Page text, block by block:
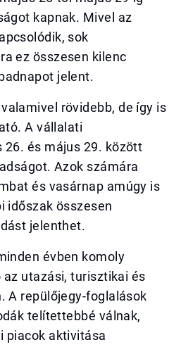
kapnak. Mivel az
sok
ez összesen kilenc
jelent.
rövidebb, de így is
A vállalati
és május 29. között
Azok számára
és vasárnap amúgy is
időszak összesen
jelenthet.
évben komoly
utazási, turisztikai és
A repülőjegy-foglalások
telítettebbé válnak,
piacok aktivitása